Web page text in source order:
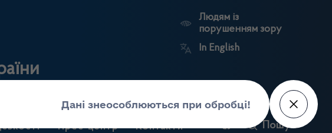
Людям із
порушенням зору
In English
Прес-центр Контакти Пошук